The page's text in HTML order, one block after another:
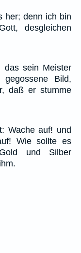
her; denn ich bin
desgleichen
das sein Meister
Bild,
daß er stumme
Wache auf! und
Wie sollte es
und Silber